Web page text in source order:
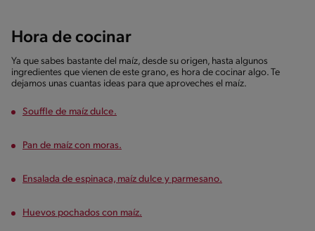
Hora de cocinar
Ya que sabes bastante del maíz, desde su origen, hasta algunos
ingredientes que vienen de este grano, es hora de cocinar algo. Te
dejamos unas cuantas ideas para que aproveches el maíz.
Souffle de maíz dulce.
Pan de maíz con moras.
Ensalada de espinaca, maíz dulce y parmesano.
Huevos pochados con maíz.